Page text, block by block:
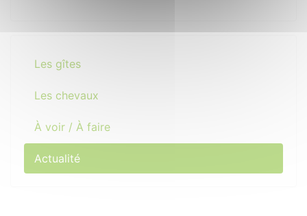
Les gîtes
Les chevaux
À voir / À faire
Actualité